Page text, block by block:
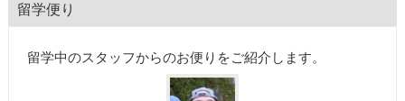
留学便り
留学中のスタッフからのお便りをご紹介します。